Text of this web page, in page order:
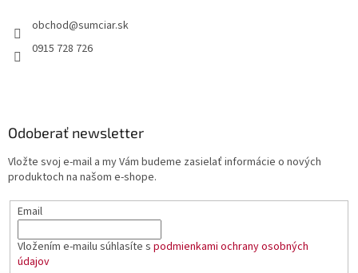
obchod@sumciar.sk
0915 728 726
Odoberať newsletter
Vložte svoj e-mail a my Vám budeme zasielať informácie o nových
produktoch na našom e-shope.
Email
Vložením e-mailu súhlasíte s podmienkami ochrany osobných
údajov